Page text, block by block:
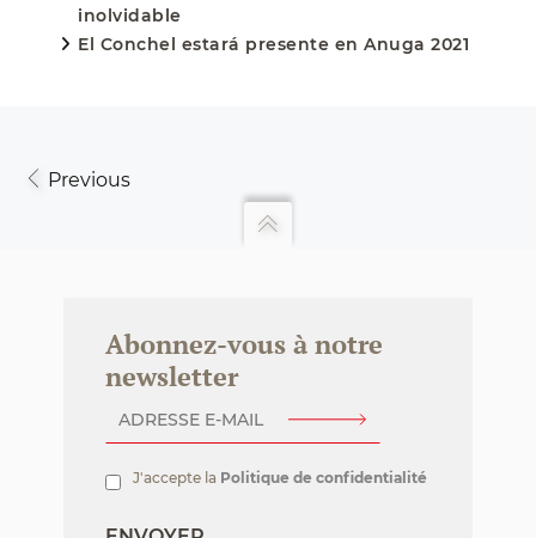
inolvidable
El Conchel estará presente en Anuga 2021
Previous
Abonnez-vous à notre
newsletter
J'accepte la Politique de confidentialité